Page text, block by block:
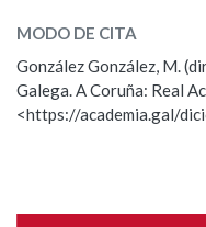
BUSCAR NO
Nas definicións
Observación
Nome
MODO DE CITA
González González, M.
Galega. A Coruña: Real
<https://academia.gal/